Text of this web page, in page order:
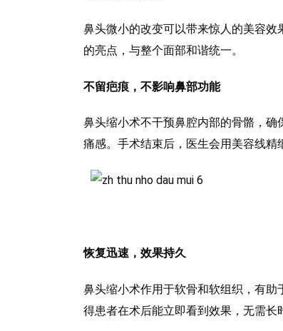
鼻头微小的改变可以带来惊人的美容
的亮点，与整个面部和谐统一。
不留疤痕，不影响鼻部功能
鼻头缩小术不干预鼻腔内部的骨骼，
痛感。手术结束后，医生会用美容线精
恢复迅速，效果持久
鼻头缩小术作用于软骨和软组织，有
得患者在术后能立即看到效果，无需长